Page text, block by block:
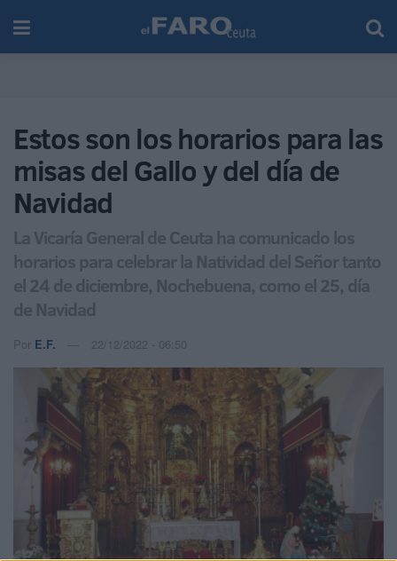
Estos son los horarios para las
misas del Gallo y del día de
Navidad
La Vicaría General de Ceuta ha comunicado los
horarios para celebrar la Natividad del Señor tanto
el 24 de diciembre, Nochebuena, como el 25, día
de Navidad
Por E.F. 22/12/2022 - 06:50